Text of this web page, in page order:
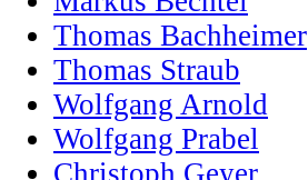
Thomas Bachheimer
Thomas Straub
Wolfgang Arnold
Wolfgang Prabel